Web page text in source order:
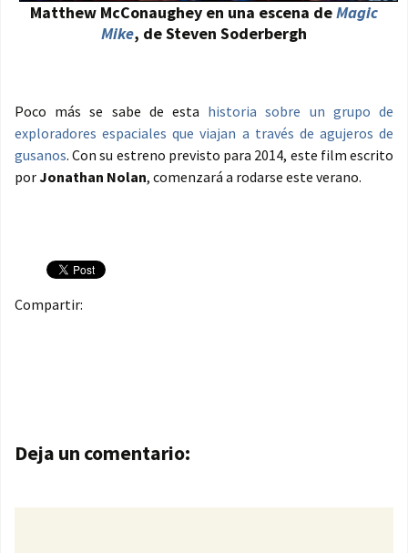
Matthew McConaughey en una escena deMagic
Mike, de Steven Soderbergh
Poco más se sabe de esta historia sobre un grupo de
exploradores espaciales que viajan a través de agujeros de
gusanos. Con su estreno previsto para 2014, este film escrito
porJonathan Nolan, comenzará a rodarse este verano.
Compartir:
Navegación de entradas
Deja un comentario: